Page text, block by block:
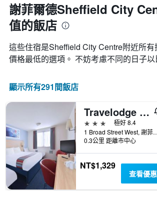
謝菲爾德Sheffield City
值的飯店
這些住宿是Sheffield City Centre​附近所有
價格最低的選項。 不妨考慮不同的日子以
顯示所有291間飯店
Travelodge Sheffield Central
3星級
極好 8.4
1 Broad Street
0.3公里 距離市中心
NT$1,329
查看優惠